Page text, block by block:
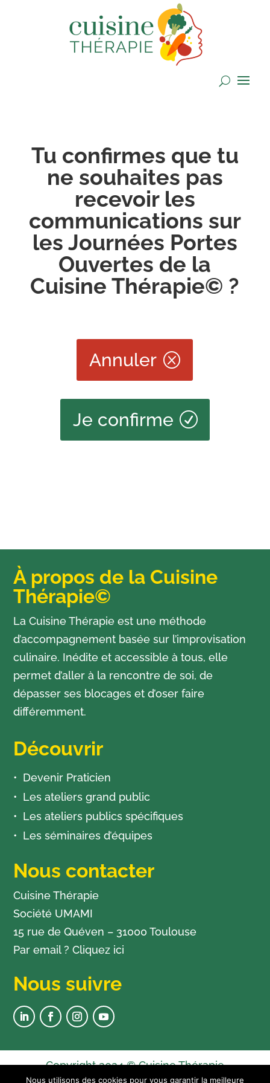
Tu confirmes que tu
ne souhaites pas
recevoir les
communications sur
les Journées Portes
Ouvertes de la
Cuisine Thérapie© ?
Annuler
Je confirme
À propos de la Cuisine
Thérapie©
La Cuisine Thérapie est une méthode
d’accompagnement basée sur l’improvisation
culinaire. Inédite et accessible à tous, elle
permet d’aller à la rencontre de soi, de
dépasser ses blocages et d’oser faire
différemment.
Découvrir
Devenir Praticien
Les ateliers grand public
Les ateliers publics spécifiques
Les séminaires d’équipes
Nous contacter
Cuisine Thérapie
Société UMAMI
15 rue de Quéven – 31000 Toulouse
Par email ?Cliquez ici
Nous suivre
Copyright 2024 © Cuisine Thérapie
Nous utilisons des cookies pour vous garantir la meilleure